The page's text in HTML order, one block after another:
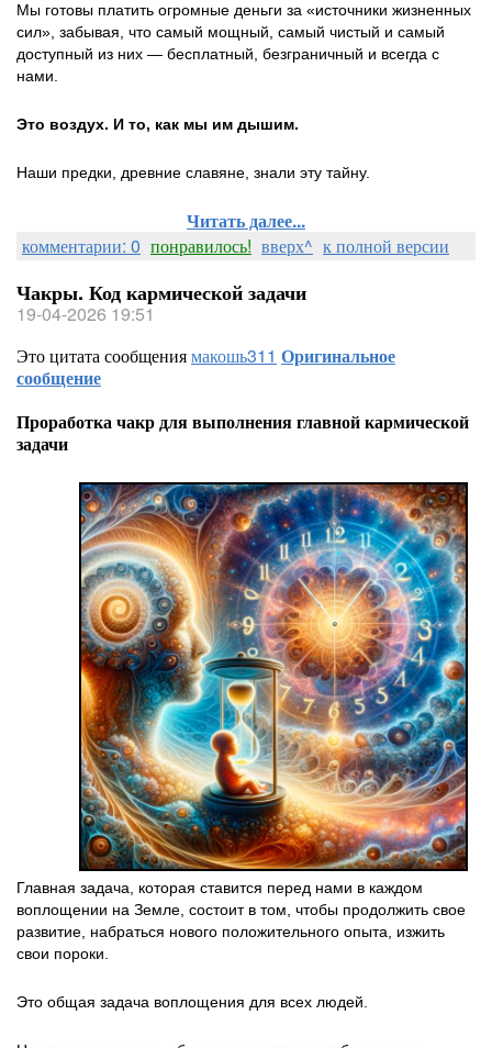
Мы готовы платить огромные деньги за «источники жизненных
сил», забывая, что самый мощный, самый чистый и самый
доступный из них — бесплатный, безграничный и всегда с
нами.
Это воздух. И то, как мы им дышим.
Наши предки, древние славяне, знали эту тайну.
Читать далее...
комментарии: 0 понравилось! вверх^ к полной версии
Чакры. Код кармической задачи
19-04-2026 19:51
Это цитата сообщениямакошь311 Оригинальное
сообщение
Проработка чакр для выполнения главной кармической
задачи
Главная задача, которая ставится перед нами в каждом
воплощении на Земле, состоит в том, чтобы продолжить свое
развитие, набраться нового положительного опыта, изжить
свои пороки.
Это общая задача воплощения для всех людей.